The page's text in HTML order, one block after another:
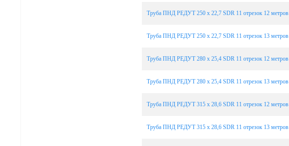
Труба ПНД РЕДУТ 250 х 22,7 SDR 11 отрезок 12 метров
Труба ПНД РЕДУТ 250 х 22,7 SDR 11 отрезок 13 метров
Труба ПНД РЕДУТ 280 х 25,4 SDR 11 отрезок 12 метров
Труба ПНД РЕДУТ 280 х 25,4 SDR 11 отрезок 13 метров
Труба ПНД РЕДУТ 315 х 28,6 SDR 11 отрезок 12 метров
Труба ПНД РЕДУТ 315 х 28,6 SDR 11 отрезок 13 метров